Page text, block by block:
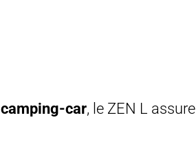
car, le ZEN L assure